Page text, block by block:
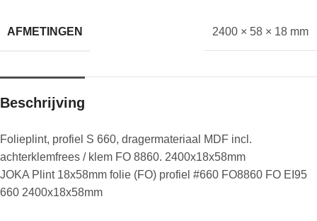
AFMETINGEN 2400 × 58 × 18 mm
Beschrijving
Folieplint, profiel S 660, dragermateriaal MDF incl.
achterklemfrees / klem FO 8860. 2400x18x58mm
JOKA Plint 18x58mm folie (FO) profiel #660 FO8860 FO EI95
660 2400x18x58mm